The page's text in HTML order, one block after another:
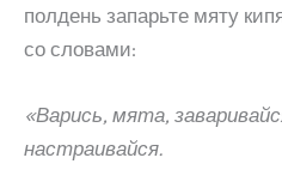
полдень запарьте мяту
со словами:
«Варись, мята,
настраивайся.